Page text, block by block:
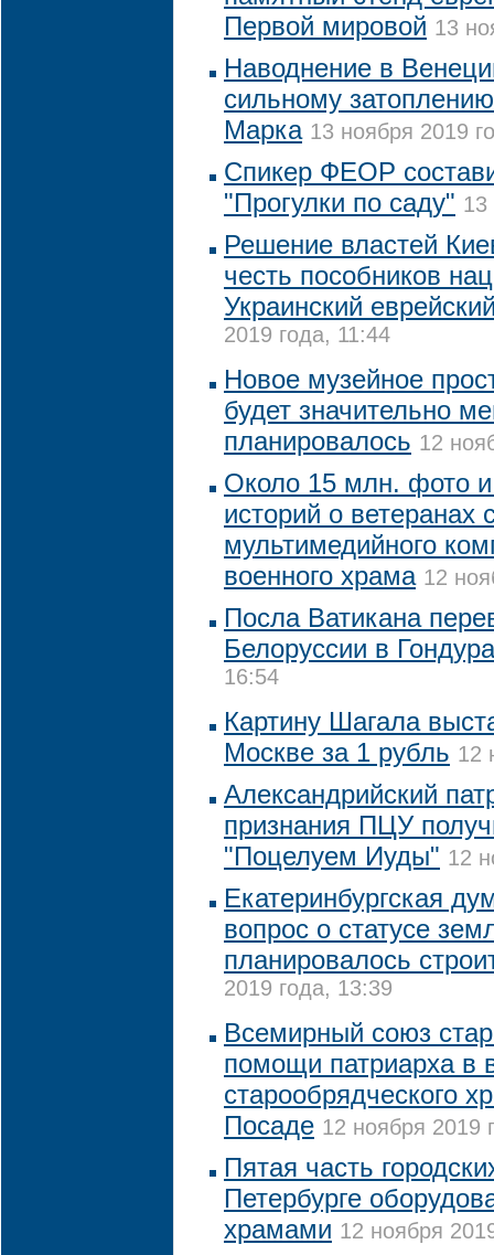
Первой мировой 13
Наводнение в
сильному
Марка 13 ноября 2019
Спикер ФЕОР
"Прогулки по саду" 13
Решение властей
честь пособников
Украинский
2019 года, 11:44
Новое музейное
будет значительно
планировалось 12
Около 15 млн. фото
историй о ветеранах
мультимедийного
военного храма 12
Посла Ватикана
Белоруссии в
16:54
Картину Шагала
Москве за 1 рубль 12
Александрийский
признания ПЦУ
"Поцелуем Иуды" 12
Екатеринбургская
вопрос о статусе
планировалось
2019 года, 13:39
Всемирный союз
помощи патриарха в
старообрядческого
Посаде 12 ноября 2019
Пятая часть
Петербурге
храмами 12 ноября